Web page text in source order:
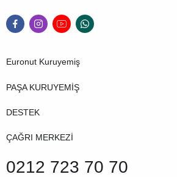
Euronut Kuruyemiş
PAŞA KURUYEMİŞ
DESTEK
ÇAĞRI MERKEZİ
0212 723 70 70